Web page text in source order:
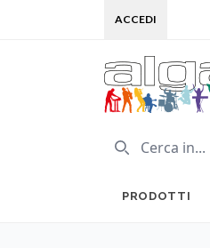
ACCEDI
PRODOTTI